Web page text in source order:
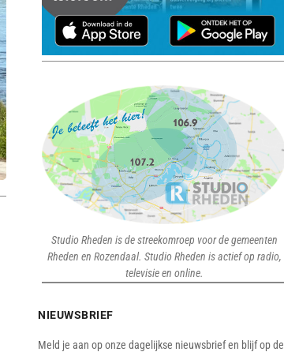
Studio Rheden is de streekomroep voor de gemeenten
Rheden en Rozendaal. Studio Rheden is actief op radio,
televisie en online.
NIEUWSBRIEF
Meld je aan op onze dagelijkse nieuwsbrief en blijf op de